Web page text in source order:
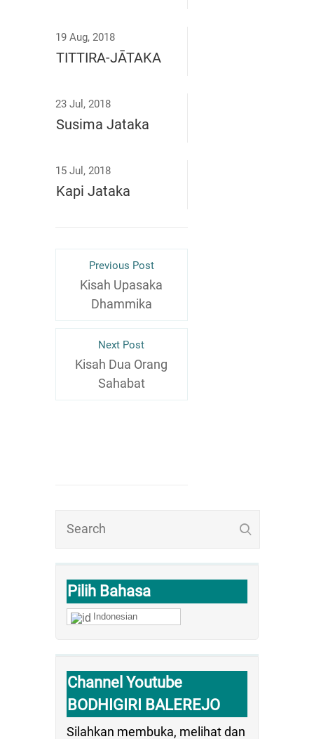
Pilih Bahasa
Indonesian
Channel Youtube
BODHIGIRI BALEREJO
Silahkan membuka, melihat dan
19 Aug, 2018
TITTIRA-JĀTAKA
23 Jul, 2018
Susima Jataka
15 Jul, 2018
Kapi Jataka
Previous Post
Kisah Upasaka
Dhammika
Next Post
Kisah Dua Orang
Sahabat